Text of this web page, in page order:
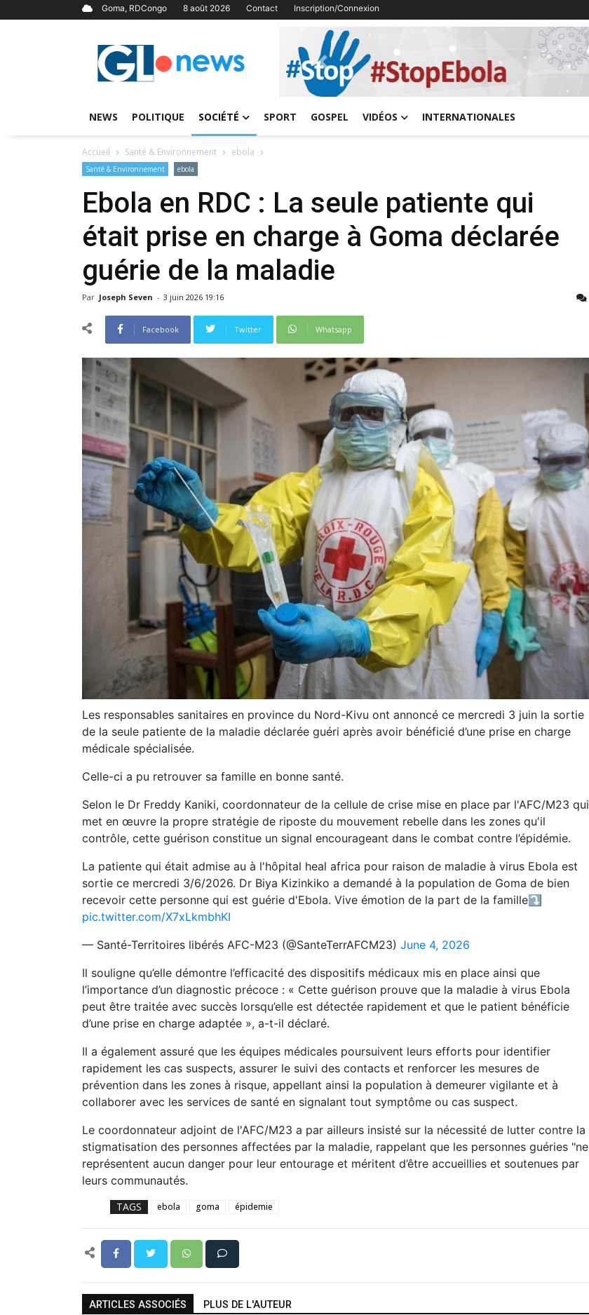
Goma, RDCongo 8 août 2026 Contact Inscription/Connexion
Previous
NEWS POLITIQUE SOCIÉTÉ SPORT GOSPEL VIDÉOS INTERNATIONALES
Accueil Santé & Environnement ebola
Santé & Environnement ebola
Ebola en RDC : La seule patiente qui
était prise en charge à Goma déclarée
guérie de la maladie
Par Joseph Seven - 3 juin 2026 19:16
Facebook Twitter Whatsapp
Les responsables sanitaires en province du Nord-Kivu ont annoncé ce mercredi 3 juin la sortie
de la seule patiente de la maladie déclarée guéri après avoir bénéficié d’une prise en charge
médicale spécialisée.
Celle-ci a pu retrouver sa famille en bonne santé.
Selon le Dr Freddy Kaniki, coordonnateur de la cellule de crise mise en place par l'AFC/M23 qui
met en œuvre la propre stratégie de riposte du mouvement rebelle dans les zones qu'il
contrôle, cette guérison constitue un signal encourageant dans le combat contre l’épidémie.
La patiente qui était admise au à l'hôpital heal africa pour raison de maladie à virus Ebola est
sortie ce mercredi 3/6/2026. Dr Biya Kizinkiko a demandé à la population de Goma de bien
recevoir cette personne qui est guérie d'Ebola. Vive émotion de la part de la famille⤵️
pic.twitter.com/X7xLkmbhKI
— Santé-Territoires libérés AFC-M23 (@SanteTerrAFCM23) June 4, 2026
Il souligne qu’elle démontre l’efficacité des dispositifs médicaux mis en place ainsi que
l’importance d’un diagnostic précoce : « Cette guérison prouve que la maladie à virus Ebola
peut être traitée avec succès lorsqu’elle est détectée rapidement et que le patient bénéficie
d’une prise en charge adaptée », a-t-il déclaré.
Il a également assuré que les équipes médicales poursuivent leurs efforts pour identifier
rapidement les cas suspects, assurer le suivi des contacts et renforcer les mesures de
prévention dans les zones à risque, appellant ainsi la population à demeurer vigilante et à
collaborer avec les services de santé en signalant tout symptôme ou cas suspect.
Le coordonnateur adjoint de l'AFC/M23 a par ailleurs insisté sur la nécessité de lutter contre la
stigmatisation des personnes affectées par la maladie, rappelant que les personnes guéries "ne
représentent aucun danger pour leur entourage et méritent d’être accueillies et soutenues par
leurs communautés.
TAGS ebola goma épidemie
ARTICLES ASSOCIÉS PLUS DE L'AUTEUR